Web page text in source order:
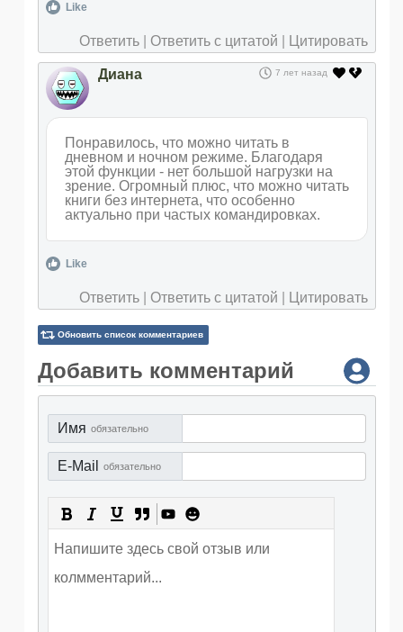
Like
Ответить Ответить с цитатой Цитировать
Диана 7 лет назад
Понравилось, что можно читать в
дневном и ночном режиме. Благодаря
этой функции - нет большой нагрузки на
зрение. Огромный плюс, что можно читать
книги без интернета, что особенно
актуально при частых командировках.
Like
Ответить Ответить с цитатой Цитировать
Обновить список комментариев
Добавить комментарий
Имя обязательно
E-Mail обязательно